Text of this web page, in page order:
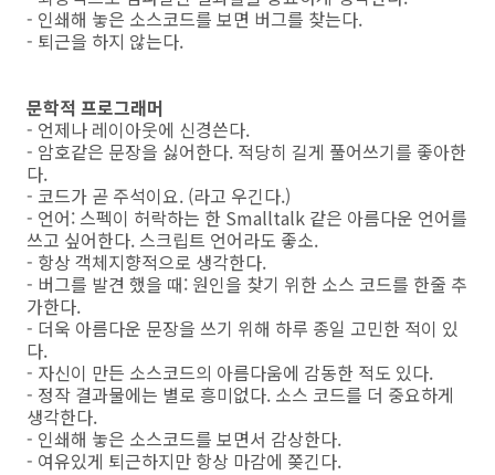
- 인쇄해 놓은 소스코드를 보면 버그를 찾는다.
- 퇴근을 하지 않는다.
문학적 프로그래머
- 언제나 레이아웃에 신경쓴다.
- 암호같은 문장을 싫어한다. 적당히 길게 풀어쓰기를 좋아한
다.
- 코드가 곧 주석이요. (라고 우긴다.)
- 언어: 스펙이 허락하는 한 Smalltalk 같은 아름다운 언어를
쓰고 싶어한다. 스크립트 언어라도 좋소.
- 항상 객체지향적으로 생각한다.
- 버그를 발견 했을 때: 원인을 찾기 위한 소스 코드를 한줄 추
가한다.
- 더욱 아름다운 문장을 쓰기 위해 하루 종일 고민한 적이 있
다.
- 자신이 만든 소스코드의 아름다움에 감동한 적도 있다.
- 정작 결과물에는 별로 흥미없다. 소스 코드를 더 중요하게
생각한다.
- 인쇄해 놓은 소스코드를 보면서 감상한다.
- 여유있게 퇴근하지만 항상 마감에 쫒긴다.